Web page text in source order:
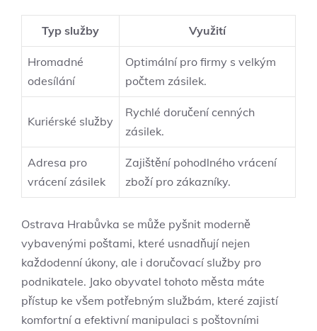
Typ služby Využití
Hromadné
odesílání
Optimální pro firmy s velkým
počtem zásilek.
Kuriérské služby
Rychlé doručení cenných
zásilek.
Adresa pro
vrácení zásilek
Zajištění pohodlného vrácení
zboží pro zákazníky.
Ostrava Hrabůvka se může pyšnit moderně
vybavenými poštami, které usnadňují nejen
každodenní úkony, ale i doručovací služby pro
podnikatele. Jako obyvatel tohoto města máte
přístup ke všem potřebným službám, které zajistí
komfortní a efektivní manipulaci s poštovními